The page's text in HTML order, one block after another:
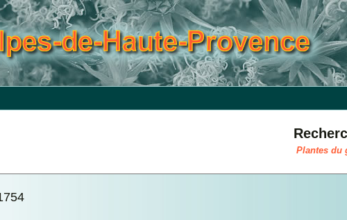
Plantes du